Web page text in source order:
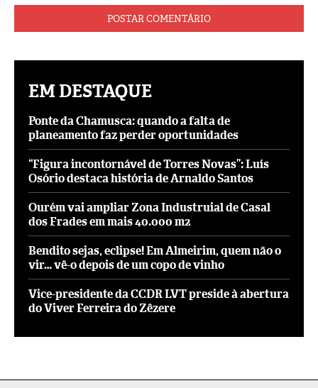
EM DESTAQUE
Ponte da Chamusca: quando a falta de
planeamento faz perder oportunidades
“Figura incontornável de Torres Novas”: Luís
Osório destaca história de Arnaldo Santos
Ourém vai ampliar Zona Industruial de Casal
dos Frades em mais 40.000 m2
Bendito sejas, eclipse! Em Almeirim, quem não o
vir… vê-o depois de um copo de vinho
Vice-presidente da CCDR LVT preside à abertura
do Viver Ferreira do Zêzere